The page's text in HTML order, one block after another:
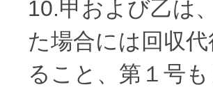
10.甲および乙は
た場合には回収
ること、第１号